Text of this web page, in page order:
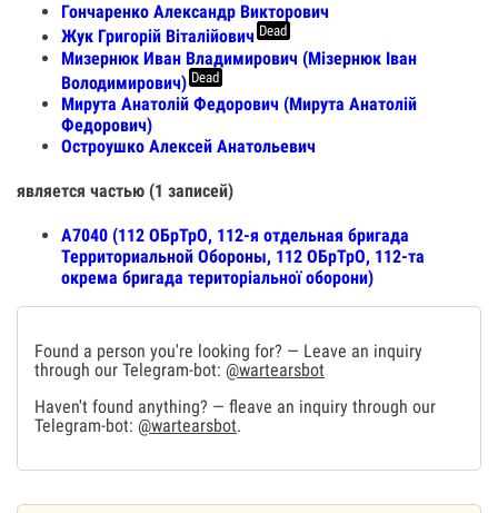
Гончаренко Александр Викторович
Жук Григорій Віталійович Dead
Мизернюк Иван Владимирович (Мізернюк Іван
Володимирович) Dead
Мирута Анатолій Федорович (Мирута Анатолій
Федорович)
Остроушко Алексей Анатольевич
является частью (1 записей)
А7040 (112 ОБрТрО, 112-я отдельная бригада
Территориальной Обороны, 112 ОБрТрО, 112-та
окрема бригада територіальної оборони)
Found a person you're looking for? — Leave an inquiry
through our Telegram-bot: @wartearsbot
Haven't found anything? — fleave an inquiry through our
Telegram-bot: @wartearsbot.